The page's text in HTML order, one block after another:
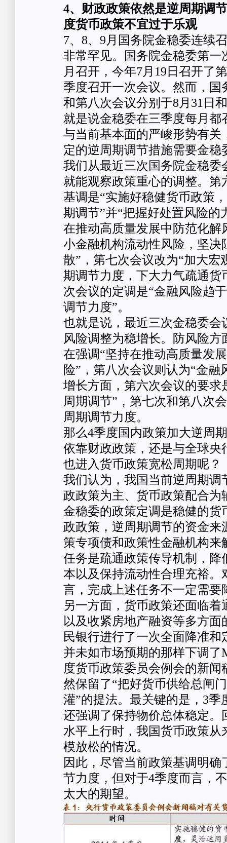
4、财政政策依然是逆周期调
度货币政策不宜过于乐观
7、8、9月国务院金稳委连续
非常罕见。国务院金稳委第一
月召开，今年7月19日召开了
季度召开一次会议。然而，国
和第八次会议分别于8月31日
就是说金稳委在三季度每月都
与当前基本面的严峻形势有关
定的逆周期调节措施需要金稳
我们从最近三次国务院金稳委
就能观察政策重心的调整。第
基调是“实施好稳健货币政策
期调节”并“把握好处置风险的
在推动高质量发展中防范化解
小金融机构流动性风险，坚决
散”，第七次会议改为“加大宏
期调节力度，下大力气疏通货
次会议的定调是“金融风险趋
调节力度”。
也就是说，最近三次金稳委会
风险调整为稳增长。防风险方
在强调“坚持在推动高质量发
险”，第八次会议则认为“金融
增长方面，第六次会议的要求
周期调节”，第七次和第八次
周期调节力度。
那么4季度国内政策加大逆周
依靠财政政策，还是与全球央
也进入货币政策宽松周期呢？
我们认为，我国当前逆周期调
政政策为主、货币政策配合为
金稳委的政策定调是稳健的货
政政策，逆周期调节的资金来
策专项债和政策性金融机构来
任务是疏通政策传导机制，降
本以及保持流动性合理充裕。
言，完成上述任务不一定需要
另一方面，货币政策还面临着
以及收紧房地产融资等多方面
民银行进行了一次全面降准和
并未如市场预期的那样下调了
度货币政策委员会例会的新闻
然保留了“把好货币供给总闸
灌”的提法。最关键的是，3季
还强调了保持物价总体稳定。
水平上行时，我国货币政策从
模放松的情况。
因此，尽管当前政策基调明确
节力度，但对于4季度而言，
太大的期望。